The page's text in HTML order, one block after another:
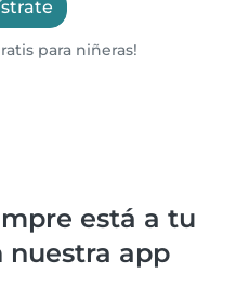
para niñeras!
está a tu
nuestra app